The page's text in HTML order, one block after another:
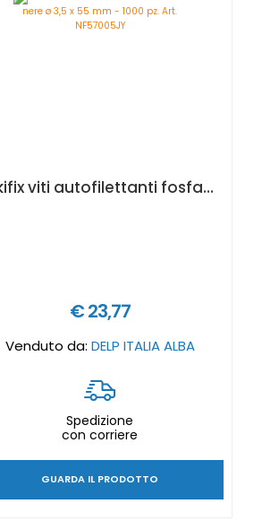
Akifix viti autofilettanti fosfatate nere ø 3,5 x 55 mm - 1000 pz. Art. NF57005JY
€ 23,77
Venduto da: DELP ITALIA ALBA
Spedizione
con corriere
GUARDA IL PRODOTTO